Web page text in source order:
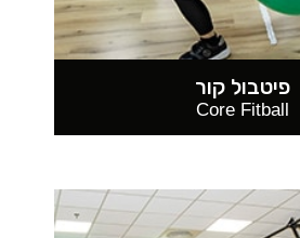
פיטבול קור
Core Fitball